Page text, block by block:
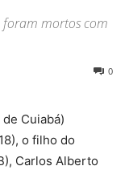
foram mortos com
0
Cuiabá)
o filho do
Carlos Alberto